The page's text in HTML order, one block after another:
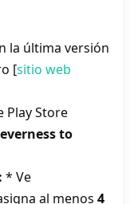
la última versión
[sitio web
Play Store
to
* Ve
al menos 4